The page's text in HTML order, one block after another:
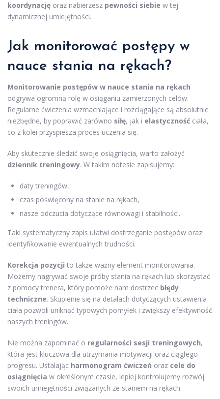
koordynację oraz nabierzesz pewności siebie w tej
dynamicznej umiejętności.
Jak monitorować postępy w
nauce stania na rękach?
Monitorowanie postępów w nauce stania na rękach
odgrywa ogromną rolę w osiąganiu zamierzonych celów.
Regularne ćwiczenia wzmacniające i rozciągające są absolutnie
niezbędne, by poprawić zarówno siłę, jak i elastyczność ciała,
co z kolei przyspiesza proces uczenia się.
Aby skutecznie śledzić swoje osiągnięcia, warto założyć
dziennik treningowy. W takim notesie zapisujemy:
daty treningów,
czas poświęcony na stanie na rękach,
nasze odczucia dotyczące równowagi i stabilności.
Taki systematyczny zapis ułatwi dostrzeganie postępów oraz
identyfikowanie ewentualnych trudności.
Korekcja pozycji to także ważny element monitorowania.
Możemy nagrywać swoje próby stania na rękach lub skorzystać
z pomocy trenera, który pomoże nam dostrzec błędy
techniczne. Skupienie się na detalach dotyczących ustawienia
ciała pozwoli uniknąć typowych pomyłek i zwiększy efektywność
naszych treningów.
Nie można zapominać o regularności sesji treningowych,
która jest kluczowa dla utrzymania motywacji oraz ciągłego
progresu. Ustalając harmonogram ćwiczeń oraz cele do
osiągnięcia w określonym czasie, lepiej kontrolujemy rozwój
swoich umiejętności związanych ze staniem na rękach.